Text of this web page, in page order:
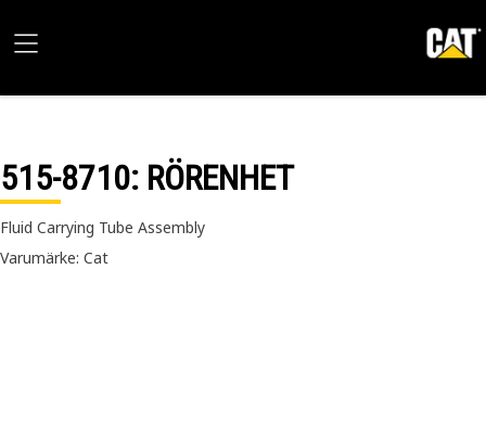
515-8710: RÖRENHET
Fluid Carrying Tube Assembly
Varumärke: Cat